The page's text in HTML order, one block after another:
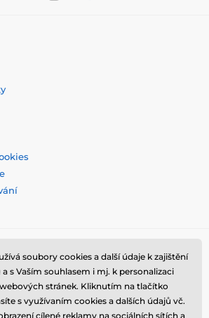
soubory cookies a další údaje k zajištění
s Vaším souhlasem i mj. k personalizaci
stránek. Kliknutím na tlačítko
s využívaním cookies a dalších údajů vč.
cílené reklamy na sociálních sítích a